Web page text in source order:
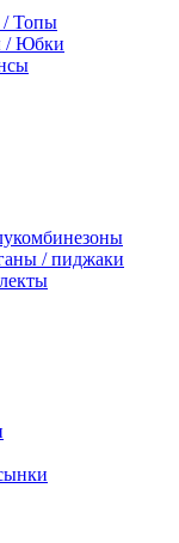
/ Топы
/ Юбки
/ пиджаки